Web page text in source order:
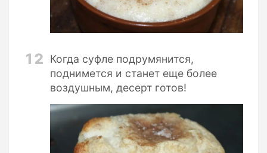
12
Когда суфле подрумянится,
поднимется и станет еще более
воздушным, десерт готов!